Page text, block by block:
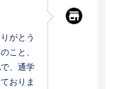
がとう
こと、
、通学
おりま